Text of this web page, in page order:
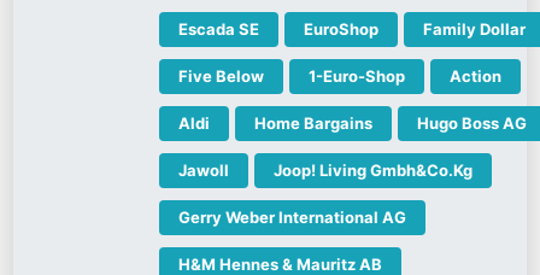
Escada SE EuroShop Family Dollar
Five Below 1-Euro-Shop Action
Aldi Home Bargains Hugo Boss AG
Jawoll Joop! Living Gmbh&Co.Kg
Gerry Weber International AG
H&M Hennes & Mauritz AB